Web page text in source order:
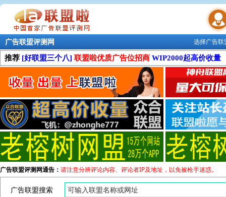
联盟学院
选择广告
广告联盟评测网
推荐 [好联盟三个八] 联盟啦优质广告位招商 WIP2000起高价收量
广告联盟评测网通告： 请注意分辨评论内容、评论者IP及地址，以免被枪手迷惑。
广告联盟搜索